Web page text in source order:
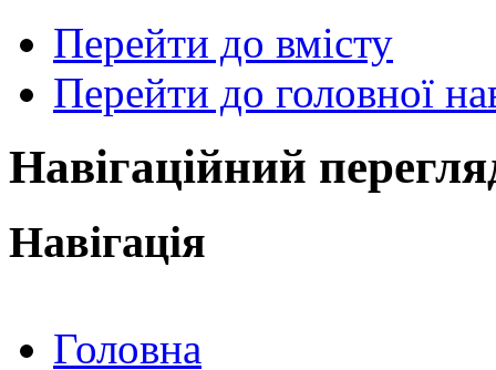
Перейти до вмісту
Перейти до головної
Навігаційний
Навігація
Головна